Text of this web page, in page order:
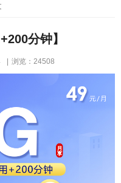
分钟】
浏览：24508